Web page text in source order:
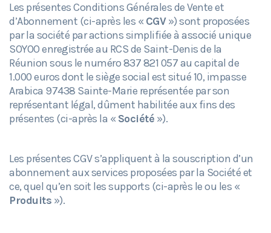
Les présentes Conditions Générales de Vente et
d’Abonnement (ci-après les « CGV») sont proposées
par la société par actions simplifiée à associé unique
SOYOO enregistrée au RCS de Saint-Denis de la
Réunion sous le numéro 837 821 057 au capital de
1.000 euros dont le siège social est situé 10, impasse
Arabica 97438 Sainte-Marie représentée par son
représentant légal, dûment habilitée aux fins des
présentes (ci-après la « Société »).
Les présentes CGV s’appliquent à la souscription d’un
abonnement aux services proposées par la Société et
ce, quel qu’en soit les supports (ci-après le ou les «
Produits »).